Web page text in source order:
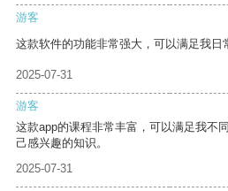
游客
这款软件的功能非常强大，可以满足我日
2025-07-31
游客
这款app的课程非常丰富，可以满足我不
己感兴趣的知识。
2025-07-31